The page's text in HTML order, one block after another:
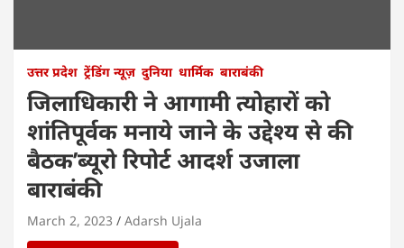
उत्तर प्रदेश ट्रेंडिंग न्यूज़ दुनिया धार्मिक बाराबंकी
जिलाधिकारी ने आगामी त्योहारों को
शांतिपूर्वक मनाये जाने के उद्देश्य से की
बैठक’ब्यूरो रिपोर्ट आदर्श उजाला
बाराबंकी
March 2, 2023 Adarsh Ujala